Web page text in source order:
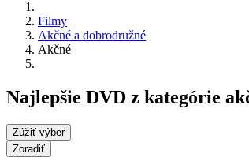
Filmy
Akčné a dobrodružné
Akčné
Najlepšie DVD z kategórie
Zúžiť výber
Zoradiť